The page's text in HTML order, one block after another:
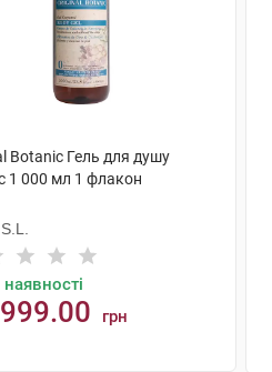
Botanic Гель для душу
1 000 мл 1 флакон
999.00 грн